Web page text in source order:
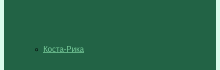
Коста-Рика